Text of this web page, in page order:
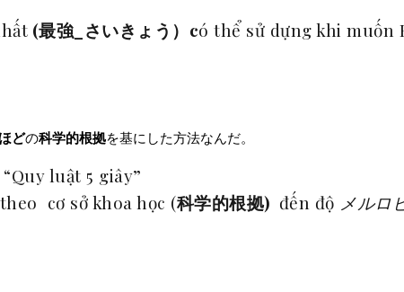
(最強_さいきょう）có thể sử dựng khi muốn
どの科学的根拠を基にした方法なんだ。
luật 5 giây”
cơ sở khoa học (科学的根拠) đến độ メルロ